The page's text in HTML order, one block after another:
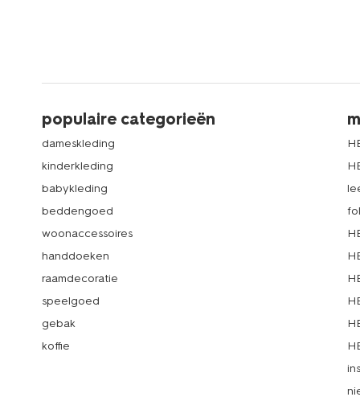
populaire categorieën
dameskleding
kinderkleding
babykleding
beddengoed
woonaccessoires
handdoeken
raamdecoratie
speelgoed
gebak
koffie